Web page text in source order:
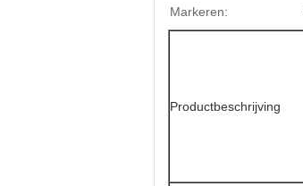
Markeren:
Productbeschrijving